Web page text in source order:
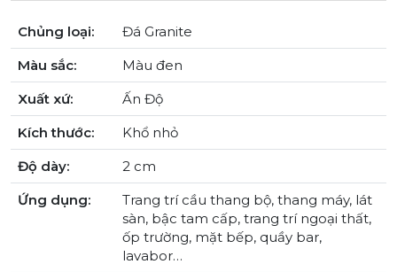
Chủng loại:
Đá Granite
Màu sắc:
Màu đen
Xuất xứ:
Ấn Độ
Kích thước:
Khổ nhỏ
Độ dày:
2 cm
Ứng dụng:
Trang trí cầu thang bộ, thang máy, lát
sàn, bậc tam cấp, trang trí ngoại thất,
ốp trường, mặt bếp, quầy bar,
lavabor…